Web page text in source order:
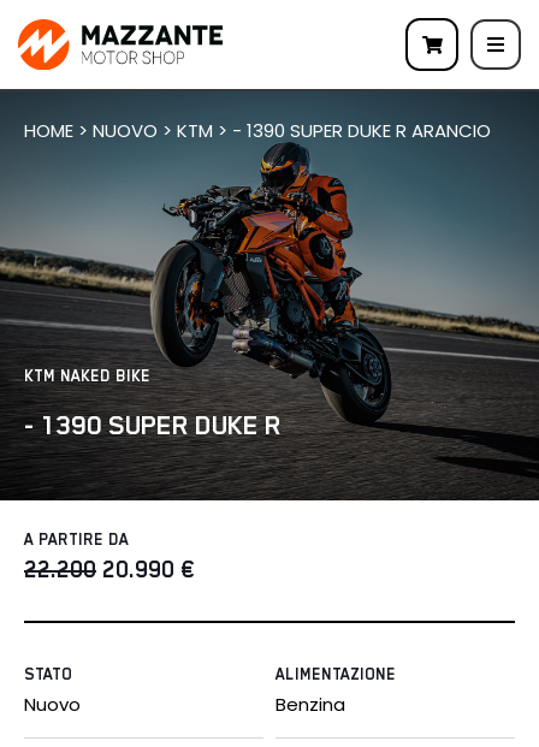
HOME > NUOVO > KTM > - 1390 SUPER DUKE R ARANCIO
KTM NAKED BIKE
- 1390 SUPER DUKE R
A PARTIRE DA
22.200 20.990 €
STATO
Nuovo
ALIMENTAZIONE
Benzina